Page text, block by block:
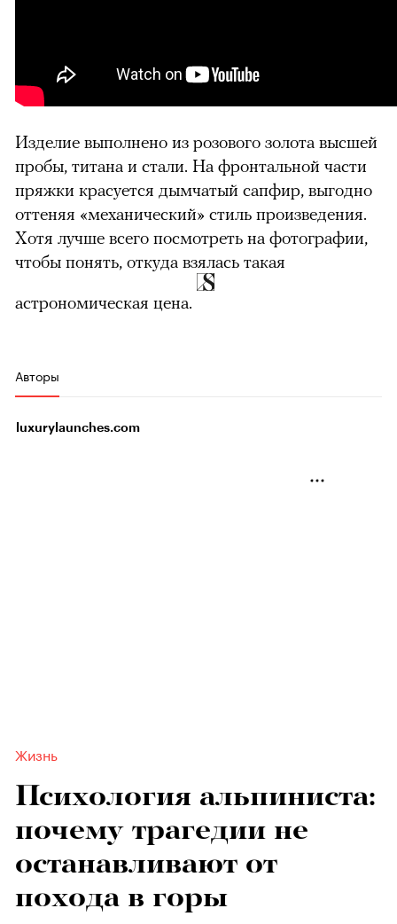
Изделие выполнено из розового золота высшей
пробы, титана и стали. На фронтальной части
пряжки красуется дымчатый сапфир, выгодно
оттеняя «механический» стиль произведения.
Хотя лучше всего посмотреть на фотографии,
чтобы понять, откуда взялась такая
астрономическая цена.
Авторы
luxurylaunches.com
Жизнь
Психология альпиниста:
почему трагедии не
останавливают от
похода в горы